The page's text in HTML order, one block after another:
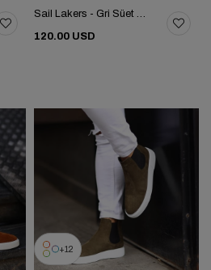
Sail Lakers - Gri Süet Deri Eva Taban Unisex Chelsea Bot 102-041-HE1065
120.00 USD
12